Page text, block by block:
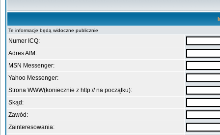
Te informacje będą widoczne publicznie
Numer ICQ:
Adres AIM:
MSN Messenger:
Yahoo Messenger:
Strona WWW(koniecznie z http:// na początku):
Skąd:
Zawód:
Zainteresowania: